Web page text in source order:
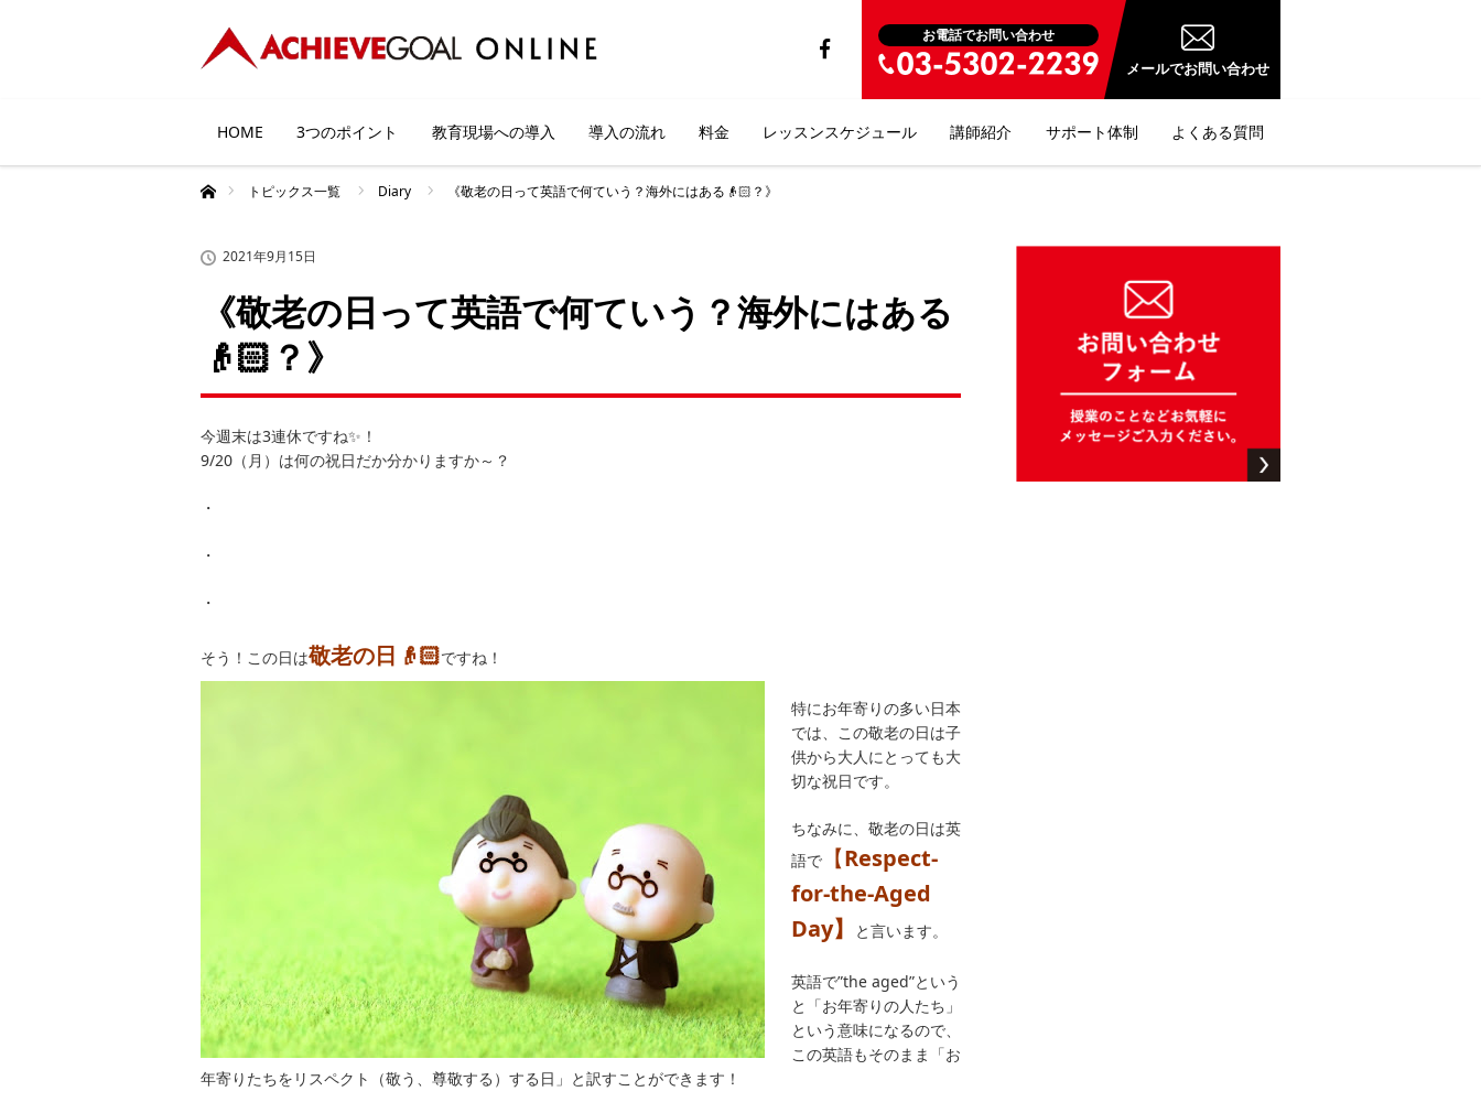
お電話でお問い合わせ
メールでお問い合わせ
HOME 3つのポイント 教育現場への導入 導入の流れ 料金 レッスンスケジュール 講師紹介 サポート体制 よくある質問
ホーム
トピックス一覧
Diary 《敬老の日って英語で何ていう？海外にはある👴🏻？》
2021年9月15日
《敬老の日って英語で何ていう？海外にはある
👴🏻？》
今週末は3連休ですね✨！
9/20（月）は何の祝日だか分かりますか～？
・
・
・
そう！この日は敬老の日👴🏻ですね！
特にお年寄りの多い日本
では、この敬老の日は子
供から大人にとっても大
切な祝日です。
ちなみに、敬老の日は英
語で
【Respect-
for-the-Aged
Day】
と言います。
英語で”the aged”という
と「お年寄りの人たち」
という意味になるので、
この英語もそのまま「お
年寄りたちをリスペクト（敬う、尊敬する）する日」と訳すことができます！